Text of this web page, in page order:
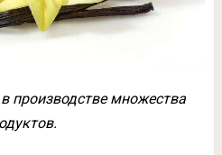
производстве множества